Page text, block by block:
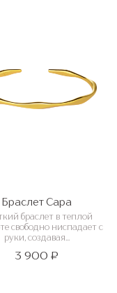
Браслет Сара
браслет в теплой
свободно ниспадает с
руки, создавая...
3 900 ₽